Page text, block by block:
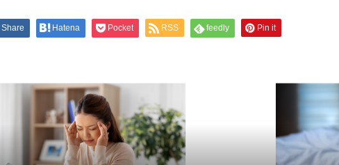
Share Hatena Pocket RSS feedly Pin it